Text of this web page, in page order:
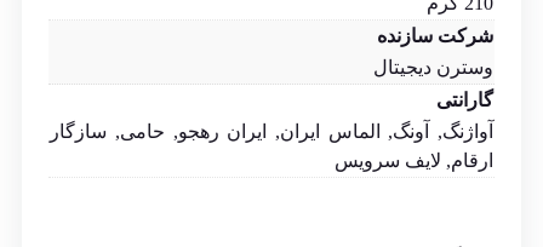
شرکت سازنده
وسترن دیجیتال
گارانتی
آواژنگ, آونگ, الماس ایران, ایران رهجو, حامی, سازگار
ارقام, لایف سرویس